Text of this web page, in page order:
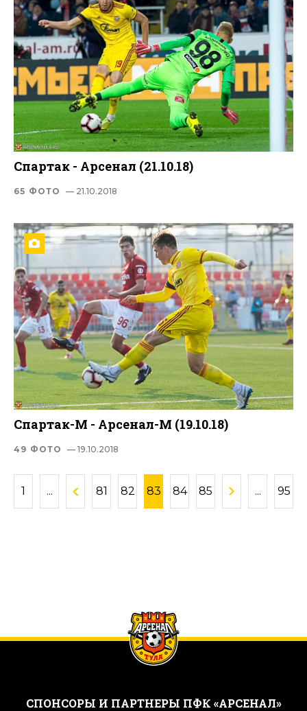
Спартак - Арсенал (21.10.18)
65 ФОТО — 21.10.2018
Спартак-М - Арсенал-М (19.10.18)
49 ФОТО — 19.10.2018
1 ... 81 82 83 84 85 ... 95
CПОНСОРЫ И ПАРТНЕРЫ ПФК «АРСЕНАЛ»